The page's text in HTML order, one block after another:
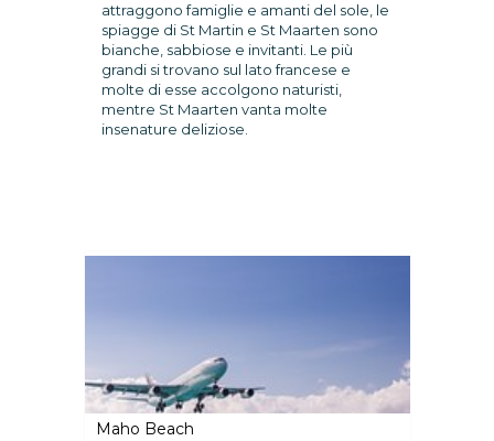
attraggono famiglie e amanti del sole, le
spiagge di St Martin e St Maarten sono
bianche, sabbiose e invitanti. Le più
grandi si trovano sul lato francese e
molte di esse accolgono naturisti,
mentre St Maarten vanta molte
insenature deliziose.
Maho Beach